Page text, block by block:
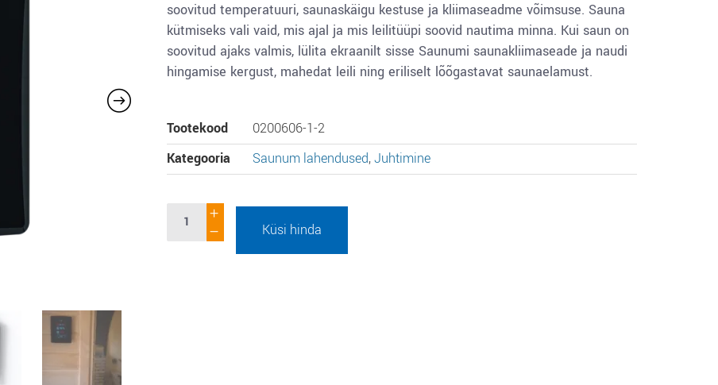
soovitud temperatuuri, saunaskäigu kestuse ja kliimaseadme võimsuse. Sauna
kütmiseks vali vaid, mis ajal ja mis leilitüüpi soovid nautima minna. Kui saun on
soovitud ajaks valmis, lülita ekraanilt sisse Saunumi saunakliimaseade ja naudi
hingamise kergust, mahedat leili ning eriliselt lõõgastavat saunaelamust.
Tootekood
0200606-1-2
Kategooria
Saunum lahendused,Juhtimine
Küsi hinda